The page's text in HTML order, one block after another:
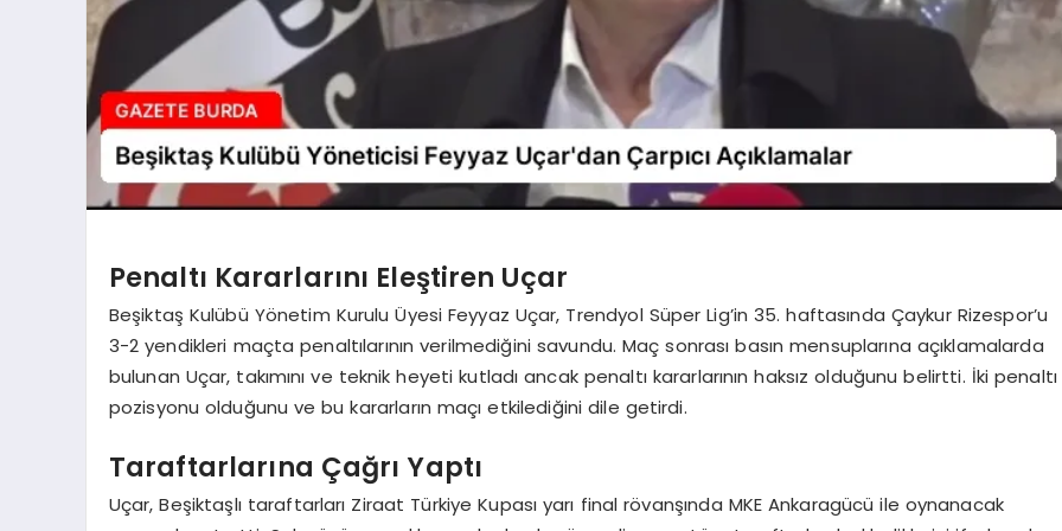
Penaltı Kararlarını Eleştiren Uçar
Beşiktaş Kulübü Yönetim Kurulu Üyesi Feyyaz Uçar, Trendyol Süper Lig’in 35. haftasında Çaykur Rizespor’u
3-2 yendikleri maçta penaltılarının verilmediğini savundu. Maç sonrası basın mensuplarına açıklamalarda
bulunan Uçar, takımını ve teknik heyeti kutladı ancak penaltı kararlarının haksız olduğunu belirtti. İki penaltı
pozisyonu olduğunu ve bu kararların maçı etkilediğini dile getirdi.
Taraftarlarına Çağrı Yaptı
Uçar, Beşiktaşlı taraftarları Ziraat Türkiye Kupası yarı final rövanşında MKE Ankaragücü ile oynanacak